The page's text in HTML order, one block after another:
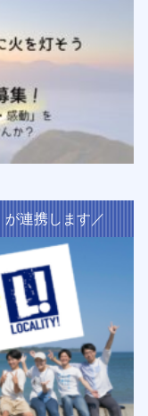
が連携します／